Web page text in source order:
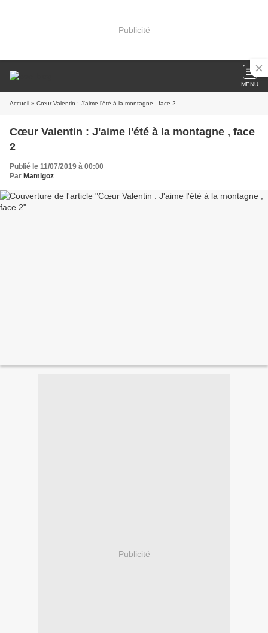
Publicité
MENU
Accueil » Cœur Valentin : J'aime l'été à la montagne , face 2
Cœur Valentin : J'aime l'été à la montagne , face
2
Publié le 11/07/2019 à 00:00
Par Mamigoz
Publicité